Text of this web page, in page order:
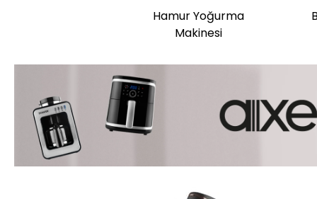
Hamur Yoğurma
Makinesi